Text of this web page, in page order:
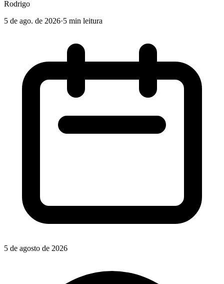
Rodrigo
5 de ago. de 2026·5 min leitura
5 de agosto de 2026